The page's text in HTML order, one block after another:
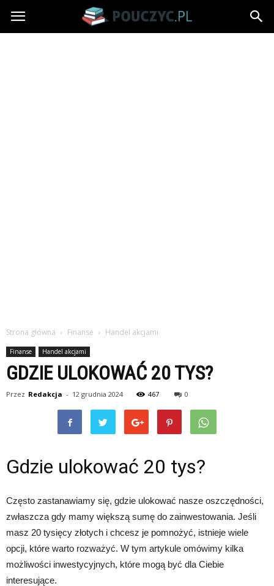
Pouczyc.pl
Strona główna Finanse Handel akcjami
Finanse Handel akcjami
GDZIE ULOKOWAĆ 20 TYS?
Przez Redakcja - 12 grudnia 2024 467 0
Gdzie ulokować 20 tys?
Często zastanawiamy się, gdzie ulokować nasze oszczędności,
zwłaszcza gdy mamy większą sumę do zainwestowania. Jeśli
masz 20 tysięcy złotych i chcesz je pomnożyć, istnieje wiele
opcji, które warto rozważyć. W tym artykule omówimy kilka
możliwości inwestycyjnych, które mogą być dla Ciebie
interesujące.